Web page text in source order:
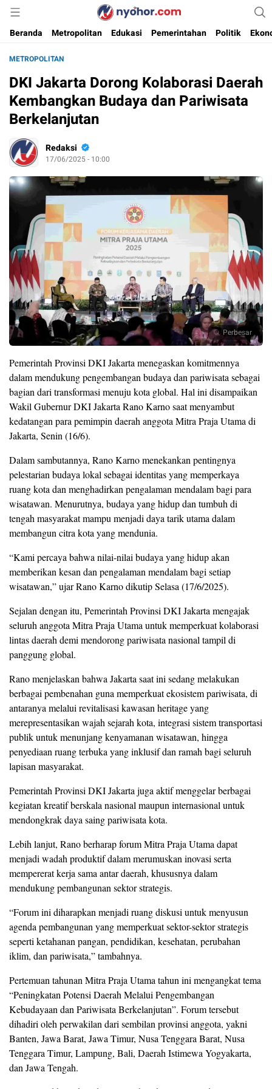
Nyohor.com
Media Informasi Ternyohor
Beranda
Metropolitan Edukasi Pemerintahan Politik
METROPOLITAN
DKI Jakarta Dorong Kolaborasi Daerah
Kembangkan Budaya dan Pariwisata
Berkelanjutan
Redaksi
17/06/2025 - 10:00
Perbesar
Pemerintah Provinsi DKI Jakarta menegaskan komitmennya
dalam mendukung pengembangan budaya dan pariwisata sebagai
bagian dari transformasi menuju kota global. Hal ini disampaikan
Wakil Gubernur DKI Jakarta Rano Karno saat menyambut
kedatangan para pemimpin daerah anggota Mitra Praja Utama di
Jakarta, Senin (16/6).
Dalam sambutannya, Rano Karno menekankan pentingnya
pelestarian budaya lokal sebagai identitas yang memperkaya
ruang kota dan menghadirkan pengalaman mendalam bagi para
wisatawan. Menurutnya, budaya yang hidup dan tumbuh di
tengah masyarakat mampu menjadi daya tarik utama dalam
membangun citra kota yang mendunia.
“Kami percaya bahwa nilai-nilai budaya yang hidup akan
memberikan kesan dan pengalaman mendalam bagi setiap
wisatawan,” ujar Rano Karno dikutip Selasa (17/6/2025).
Sejalan dengan itu, Pemerintah Provinsi DKI Jakarta mengajak
seluruh anggota Mitra Praja Utama untuk memperkuat kolaborasi
lintas daerah demi mendorong pariwisata nasional tampil di
panggung global.
Rano menjelaskan bahwa Jakarta saat ini sedang melakukan
berbagai pembenahan guna memperkuat ekosistem pariwisata, di
antaranya melalui revitalisasi kawasan heritage yang
merepresentasikan wajah sejarah kota, integrasi sistem transportasi
publik untuk menunjang kenyamanan wisatawan, hingga
penyediaan ruang terbuka yang inklusif dan ramah bagi seluruh
lapisan masyarakat.
Pemerintah Provinsi DKI Jakarta juga aktif menggelar berbagai
kegiatan kreatif berskala nasional maupun internasional untuk
mendongkrak daya saing pariwisata kota.
Lebih lanjut, Rano berharap forum Mitra Praja Utama dapat
menjadi wadah produktif dalam merumuskan inovasi serta
mempererat kerja sama antar daerah, khususnya dalam
mendukung pembangunan sektor strategis.
“Forum ini diharapkan menjadi ruang diskusi untuk menyusun
agenda pembangunan yang memperkuat sektor-sektor strategis
seperti ketahanan pangan, pendidikan, kesehatan, perubahan
iklim, dan pariwisata,” tambahnya.
Pertemuan tahunan Mitra Praja Utama tahun ini mengangkat tema
“Peningkatan Potensi Daerah Melalui Pengembangan
Kebudayaan dan Pariwisata Berkelanjutan”. Forum tersebut
dihadiri oleh perwakilan dari sembilan provinsi anggota, yakni
Banten, Jawa Barat, Jawa Timur, Nusa Tenggara Barat, Nusa
Tenggara Timur, Lampung, Bali, Daerah Istimewa Yogyakarta,
dan Jawa Tengah.